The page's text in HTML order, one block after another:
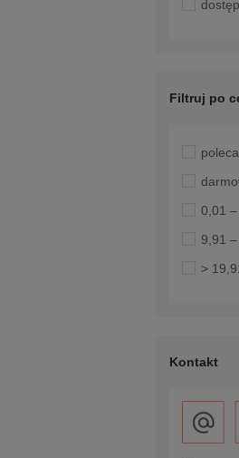
Filtruj po
0,01 –
9,91 –
>
Kontakt